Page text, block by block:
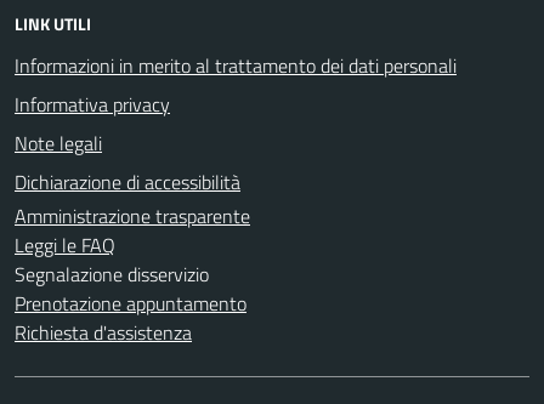
LINK UTILI
Informazioni in merito al trattamento dei dati personali
Informativa privacy
Note legali
Dichiarazione di accessibilità
Amministrazione trasparente
Leggi le FAQ
Segnalazione disservizio
Prenotazione appuntamento
Richiesta d'assistenza